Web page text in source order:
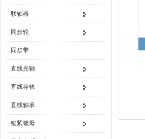
联轴器
同步轮
同步带
直线光轴
直线导轨
直线轴承
锁紧螺母